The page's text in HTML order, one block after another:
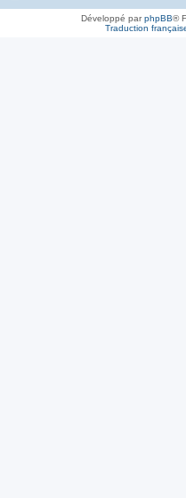
Développé parphpBB®
Traduction